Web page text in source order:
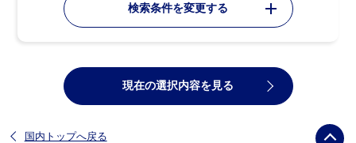
検索条件を変更する
現在の選択内容を見る
国内トップへ戻る